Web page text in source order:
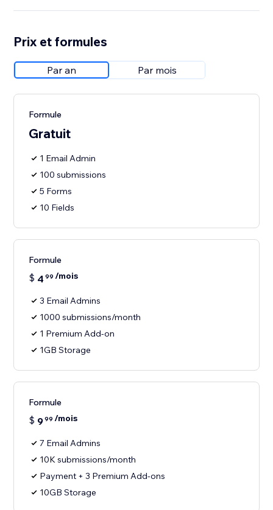
Prix et formules
Par an Par mois
Formule
Gratuit
1 Email Admin
100 submissions
5 Forms
10 Fields
Formule
$ 4 99 /mois
3 Email Admins
1000 submissions/month
1 Premium Add-on
1GB Storage
Formule
$ 999 /mois
7 Email Admins
10K submissions/month
Payment + 3 Premium Add-ons
10GB Storage